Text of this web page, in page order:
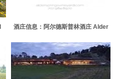
酒庄信息：阿尔德斯普林酒庄 Alder